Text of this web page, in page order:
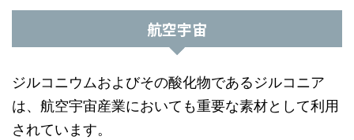
航空宇宙
ジルコニウムおよびその酸化物であるジルコニア
は、航空宇宙産業においても重要な素材として利用
されています。